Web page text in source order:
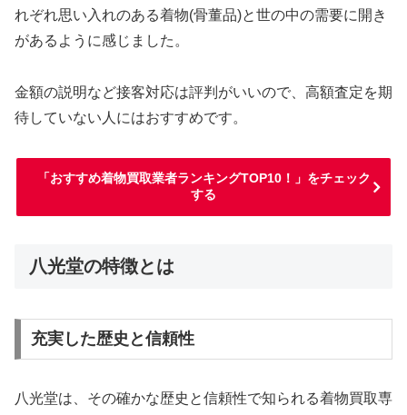
れぞれ思い入れのある着物(骨董品)と世の中の需要に開き
があるように感じました。
金額の説明など接客対応は評判がいいので、高額査定を期
待していない人にはおすすめです。
「おすすめ着物買取業者ランキングTOP10！」をチェック
する
八光堂の特徴とは
充実した歴史と信頼性
八光堂は、その確かな歴史と信頼性で知られる着物買取専